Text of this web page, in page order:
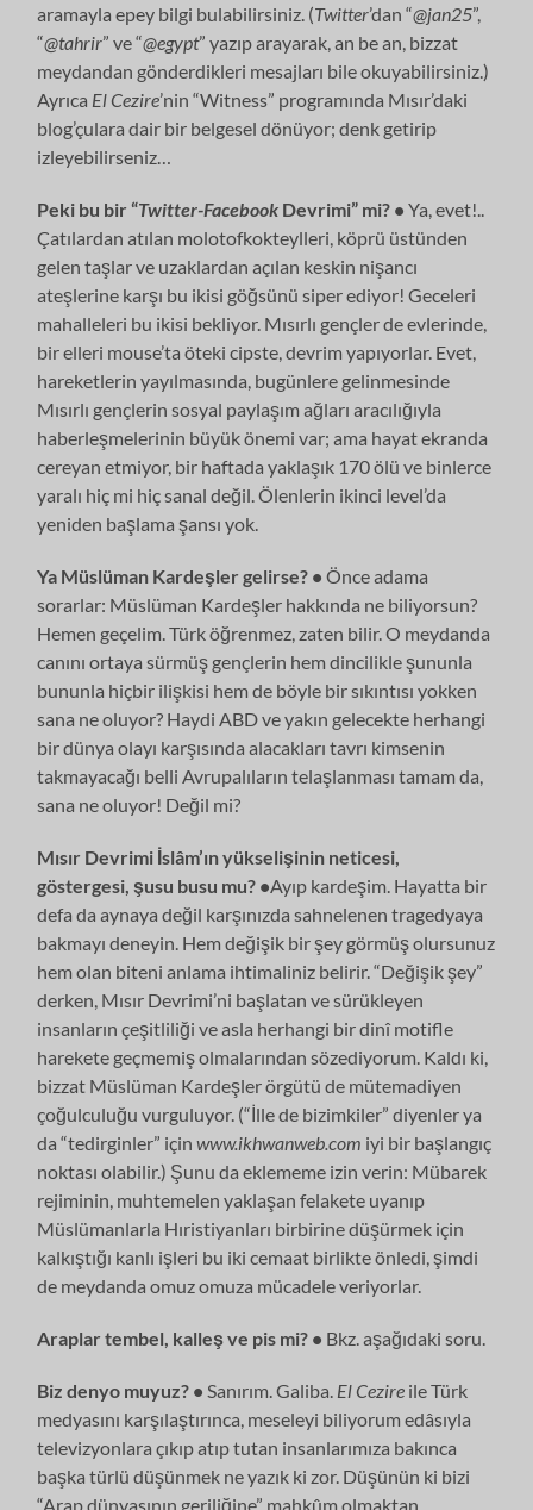
aramayla epey bilgi bulabilirsiniz. (Twitter’dan “@jan25”,
“@tahrir” ve “@egypt” yazıp arayarak, an be an, bizzat
meydandan gönderdikleri mesajları bile okuyabilirsiniz.)
Ayrıca El Cezire’nin “Witness” programında Mısır’daki
blog’çulara dair bir belgesel dönüyor; denk getirip
izleyebilirseniz…
Peki bu bir “Twitter-Facebook Devrimi” mi? •Ya, evet!..
Çatılardan atılan molotofkokteylleri, köprü üstünden
gelen taşlar ve uzaklardan açılan keskin nişancı
ateşlerine karşı bu ikisi göğsünü siper ediyor! Geceleri
mahalleleri bu ikisi bekliyor. Mısırlı gençler de evlerinde,
bir elleri mouse’ta öteki cipste, devrim yapıyorlar. Evet,
hareketlerin yayılmasında, bugünlere gelinmesinde
Mısırlı gençlerin sosyal paylaşım ağları aracılığıyla
haberleşmelerinin büyük önemi var; ama hayat ekranda
cereyan etmiyor, bir haftada yaklaşık 170 ölü ve binlerce
yaralı hiç mi hiç sanal değil. Ölenlerin ikinci level’da
yeniden başlama şansı yok.
Ya Müslüman Kardeşler gelirse? •Önce adama
sorarlar: Müslüman Kardeşler hakkında ne biliyorsun?
Hemen geçelim. Türk öğrenmez, zaten bilir. O meydanda
canını ortaya sürmüş gençlerin hem dincilikle şununla
bununla hiçbir ilişkisi hem de böyle bir sıkıntısı yokken
sana ne oluyor? Haydi ABD ve yakın gelecekte herhangi
bir dünya olayı karşısında alacakları tavrı kimsenin
takmayacağı belli Avrupalıların telaşlanması tamam da,
sana ne oluyor! Değil mi?
Mısır Devrimi İslâm’ın yükselişinin neticesi,
göstergesi, şusu busu mu? •Ayıp kardeşim. Hayatta bir
defa da aynaya değil karşınızda sahnelenen tragedyaya
bakmayı deneyin. Hem değişik bir şey görmüş olursunuz
hem olan biteni anlama ihtimaliniz belirir. “Değişik şey”
derken, Mısır Devrimi’ni başlatan ve sürükleyen
insanların çeşitliliği ve asla herhangi bir dinî motifle
harekete geçmemiş olmalarından sözediyorum. Kaldı ki,
bizzat Müslüman Kardeşler örgütü de mütemadiyen
çoğulculuğu vurguluyor. (“İlle de bizimkiler” diyenler ya
da “tedirginler” içinwww.ikhwanweb.com iyi bir başlangıç
noktası olabilir.) Şunu da eklememe izin verin: Mübarek
rejiminin, muhtemelen yaklaşan felakete uyanıp
Müslümanlarla Hıristiyanları birbirine düşürmek için
kalkıştığı kanlı işleri bu iki cemaat birlikte önledi, şimdi
de meydanda omuz omuza mücadele veriyorlar.
Araplar tembel, kalleş ve pis mi? • Bkz. aşağıdaki soru.
Biz denyo muyuz? • Sanırım. Galiba. El Cezire ile Türk
medyasını karşılaştırınca, meseleyi biliyorum edâsıyla
televizyonlara çıkıp atıp tutan insanlarımıza bakınca
başka türlü düşünmek ne yazık ki zor. Düşünün ki bizi
“Arap dünyasının geriliğine” mahkûm olmaktan